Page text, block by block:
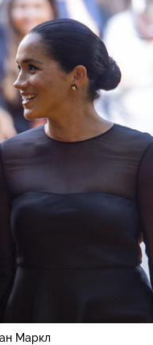
Маркл